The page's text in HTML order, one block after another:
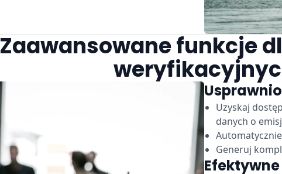
Zaawansowane funkcje
Uzyskaj
danych o
Generuj